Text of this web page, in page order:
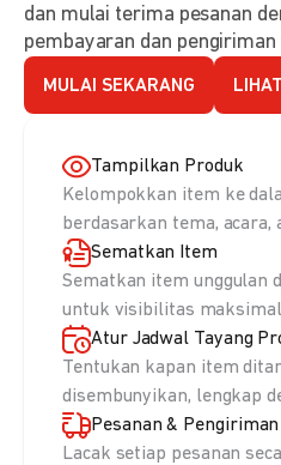
dan mulai terima pesanan
pembayaran dan
MULAI SEKARANG
Tampilkan Produk
Kelompokkan item ke
berdasarkan tema, acara,
Sematkan Item
Sematkan item unggulan
untuk visibilitas
Atur Jadwal Tayang
Tentukan kapan item
disembunyikan, lengkap
Pesanan &
Lacak setiap pesanan